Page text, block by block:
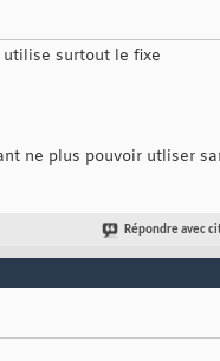
surtout le fixe
ne plus pouvoir utliser
Répondre avec